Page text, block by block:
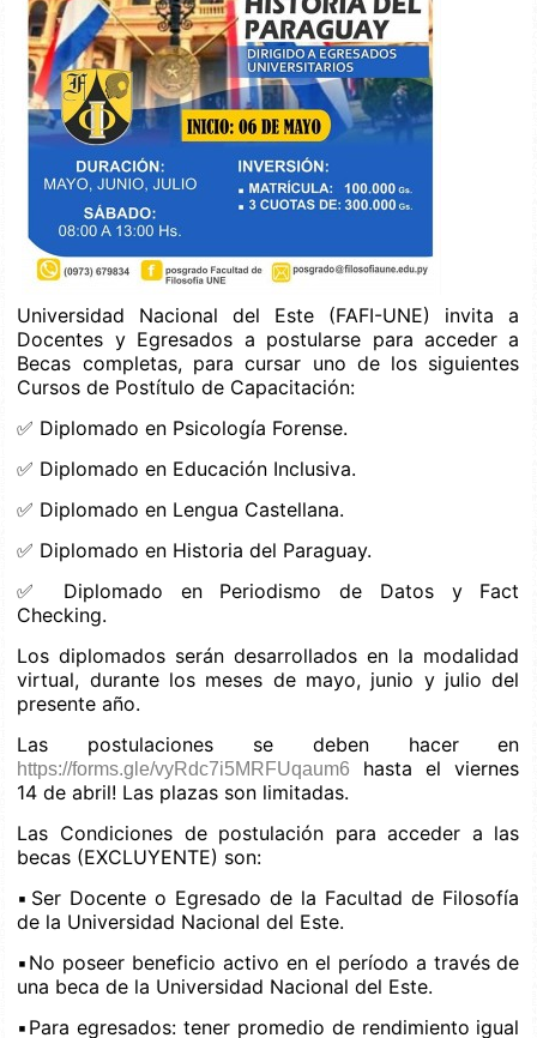
Universidad Nacional del Este (FAFI-UNE) invita a
Docentes y Egresados a postularse para acceder a
Becas completas, para cursar uno de los siguientes
Cursos de Postítulo de Capacitación:
✅ Diplomado en Psicología Forense.
✅ Diplomado en Educación Inclusiva.
✅ Diplomado en Lengua Castellana.
✅ Diplomado en Historia del Paraguay.
✅ Diplomado en Periodismo de Datos y Fact
Checking.
Los diplomados serán desarrollados en la modalidad
virtual, durante los meses de mayo, junio y julio del
presente año.
Las postulaciones se deben hacer en
https://forms.gle/vyRdc7i5MRFUqaum6
hasta el viernes
14 de abril! Las plazas son limitadas.
Las Condiciones de postulación para acceder a las
becas (EXCLUYENTE) son:
▪️Ser Docente o Egresado de la Facultad de Filosofía
de la Universidad Nacional del Este.
▪️No poseer beneficio activo en el período a través de
una beca de la Universidad Nacional del Este.
▪️Para egresados: tener promedio de rendimiento igual